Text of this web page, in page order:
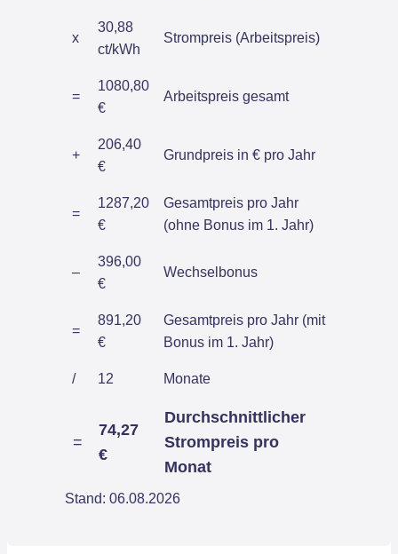
x
30,88
ct/kWh
Strompreis (Arbeitspreis)
=
1080,80
€
Arbeitspreis gesamt
+
206,40
€
Grundpreis in € pro Jahr
=
1287,20
€
Gesamtpreis pro Jahr
(ohne Bonus im 1. Jahr)
–
396,00
€
Wechselbonus
=
891,20
€
Gesamtpreis pro Jahr (mit
Bonus im 1. Jahr)
/ 12 Monate
=
74,27
€
Durchschnittlicher
Strompreis pro
Monat
Stand: 06.08.2026